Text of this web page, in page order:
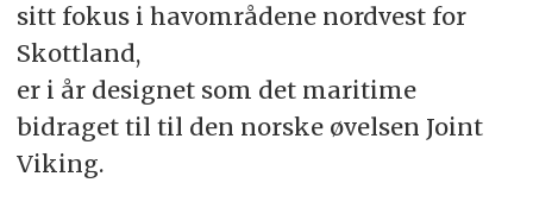
sitt fokus i havområdene nordvest for
Skottland,
er i år designet som det maritime
bidraget til til den norske øvelsen Joint
Viking.